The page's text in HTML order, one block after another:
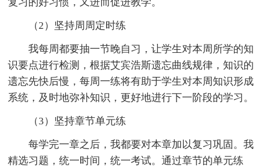
（2）坚持周周定时练
我每周都要抽一节晚自习，让学生对本周所学的知
识要点进行检测，根据艾宾浩斯遗忘曲线规律，知识的
遗忘先快后慢，每周一练将有助于学生对本周知识形成
系统，及时地弥补知识，更好地进行下一阶段的学习。
（3）坚持章节单元练
每学完一章之后，我都要对本章加以复习巩固。我
精选习题，统一时间，统一考试。通过章节的单元练